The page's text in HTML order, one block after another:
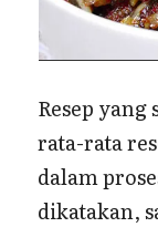
Resep
rata-rata
dalam
dikatakan,